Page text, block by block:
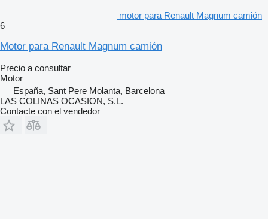
motor para Renault Magnum camión
6
Motor para Renault Magnum camión
Precio a consultar
Motor
España, Sant Pere Molanta, Barcelona
LAS COLINAS OCASION, S.L.
Contacte con el vendedor